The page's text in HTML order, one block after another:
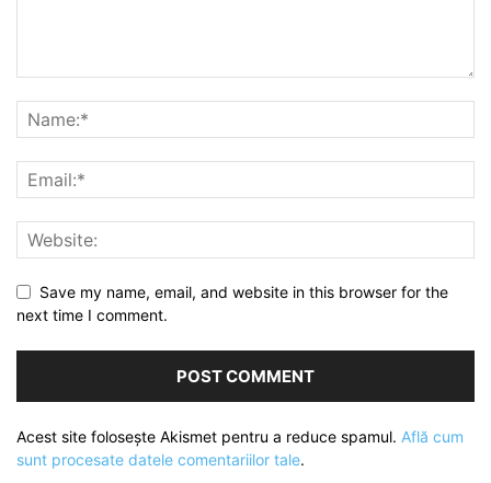
Save my name, email, and website in this browser for the
next time I comment.
Acest site folosește Akismet pentru a reduce spamul. Află cum
sunt procesate datele comentariilor tale.